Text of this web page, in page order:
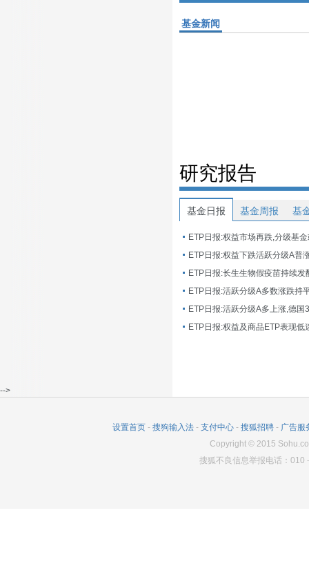
基金新闻
研究报告
基金日报 基金周报 基
ETP日报:权益市场再跌,分级基
ETP日报:长生生物假疫苗持续发
ETP日报:活跃分级A多数涨跌持
ETP日报:活跃分级A多上涨,德国
-->
设置首页 - 搜狗输入法 - 支付中心 - 搜狐招聘 - 广告服
Copyright© 2015
搜狐不良信息举报电话：010